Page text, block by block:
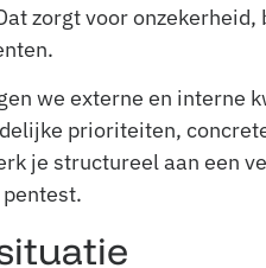
zorgt voor onzekerheid,
we externe en interne
prioriteiten,
je structureel aan een